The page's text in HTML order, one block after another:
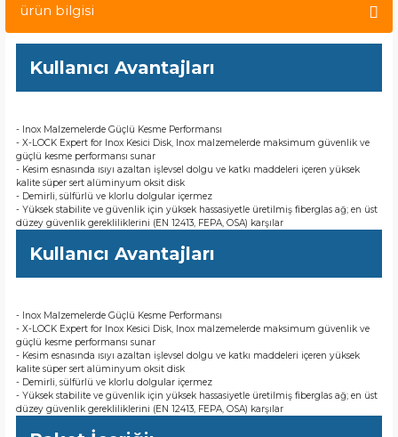
ürün bilgisi
Kullanıcı Avantajları
- Inox Malzemelerde Güçlü Kesme Performansı
- X-LOCK Expert for Inox Kesici Disk, Inox malzemelerde maksimum güvenlik ve
güçlü kesme performansı sunar
- Kesim esnasında ısıyı azaltan işlevsel dolgu ve katkı maddeleri içeren yüksek
kalite süper sert alüminyum oksit disk
- Demirli, sülfürlü ve klorlu dolgular içermez
- Yüksek stabilite ve güvenlik için yüksek hassasiyetle üretilmiş fiberglas ağ; en üst
düzey güvenlik gerekliliklerini (EN 12413, FEPA, OSA) karşılar
Kullanıcı Avantajları
- Inox Malzemelerde Güçlü Kesme Performansı
- X-LOCK Expert for Inox Kesici Disk, Inox malzemelerde maksimum güvenlik ve
güçlü kesme performansı sunar
- Kesim esnasında ısıyı azaltan işlevsel dolgu ve katkı maddeleri içeren yüksek
kalite süper sert alüminyum oksit disk
- Demirli, sülfürlü ve klorlu dolgular içermez
- Yüksek stabilite ve güvenlik için yüksek hassasiyetle üretilmiş fiberglas ağ; en üst
düzey güvenlik gerekliliklerini (EN 12413, FEPA, OSA) karşılar